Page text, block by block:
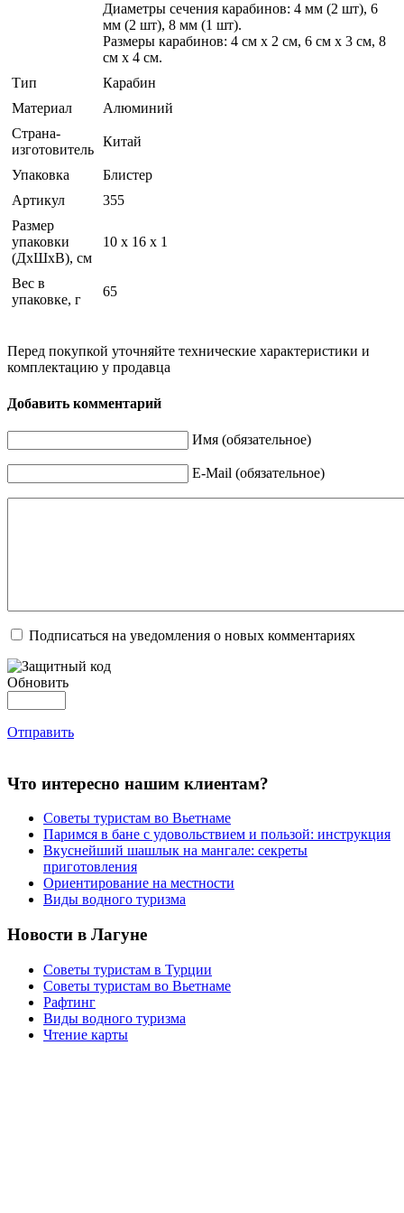
Диаметры сечения карабинов: 4 мм (2 шт), 6
мм (2 шт), 8 мм (1 шт).
Размеры карабинов: 4 см х 2 см, 6 см х 3 см, 8
см х 4 см.
Тип
Карабин
Материал
Алюминий
Страна-
изготовитель
Китай
Упаковка
Блистер
Артикул
355
Размер
упаковки
(ДхШхВ), см
10 x 16 x 1
Вес в
упаковке, г
65
Перед покупкой уточняйте технические характеристики и
комплектацию у продавца
Добавить комментарий
Имя (обязательное)
E-Mail (обязательное)
Подписаться на уведомления о новых комментариях
Обновить
Отправить
Что интересно нашим клиентам?
Советы туристам во Вьетнаме
Паримся в бане с удовольствием и пользой: инструкция
Вкуснейший шашлык на мангале: секреты
приготовления
Ориентирование на местности
Виды водного туризма
Новости в Лагуне
Советы туристам в Турции
Советы туристам во Вьетнаме
Рафтинг
Виды водного туризма
Чтение карты